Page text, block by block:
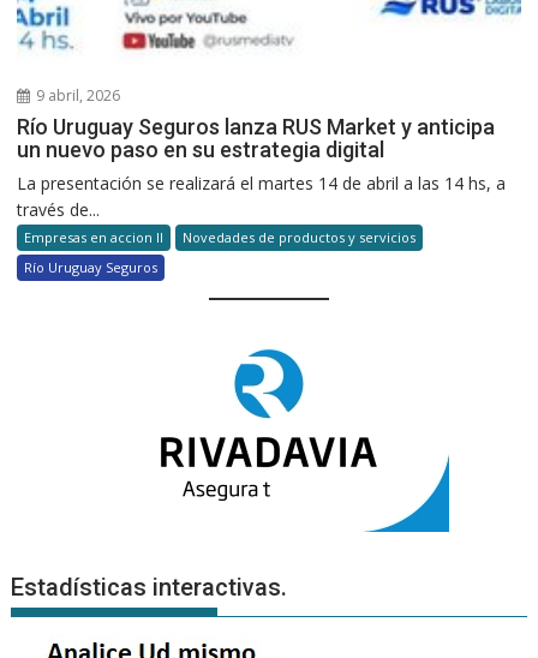
9 abril, 2026
Río Uruguay Seguros lanza RUS Market y anticipa
un nuevo paso en su estrategia digital
La presentación se realizará el martes 14 de abril a las 14 hs, a
través de...
Empresas en accion II
Novedades de productos y servicios
Río Uruguay Seguros
Estadísticas interactivas.